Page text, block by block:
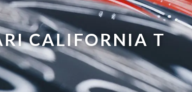
CALIFORNIA T